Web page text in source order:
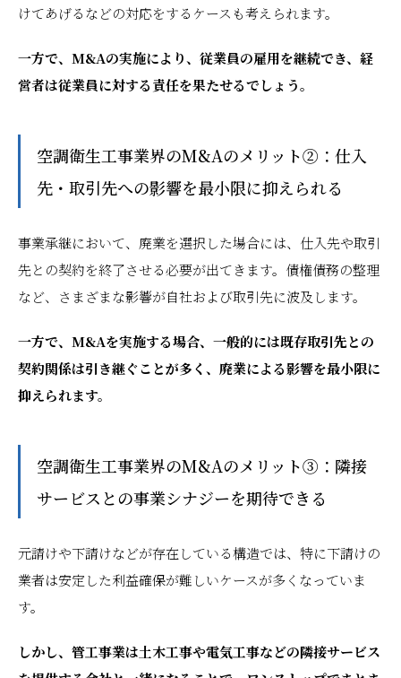
けてあげるなどの対応をするケースも考えられます。
一方で、M&Aの実施により、従業員の雇用を継続でき、経
営者は従業員に対する責任を果たせるでしょう。
空調衛生工事業界のM&Aのメリット②：仕入
先・取引先への影響を最小限に抑えられる
事業承継において、廃業を選択した場合には、仕入先や取引
先との契約を終了させる必要が出てきます。債権債務の整理
など、さまざまな影響が自社および取引先に波及します。
一方で、M&Aを実施する場合、一般的には既存取引先との
契約関係は引き継ぐことが多く、廃業による影響を最小限に
抑えられます。
空調衛生工事業界のM&Aのメリット③：隣接
サービスとの事業シナジーを期待できる
元請けや下請けなどが存在している構造では、特に下請けの
業者は安定した利益確保が難しいケースが多くなっていま
す。
しかし、管工事業は土木工事や電気工事などの隣接サービス